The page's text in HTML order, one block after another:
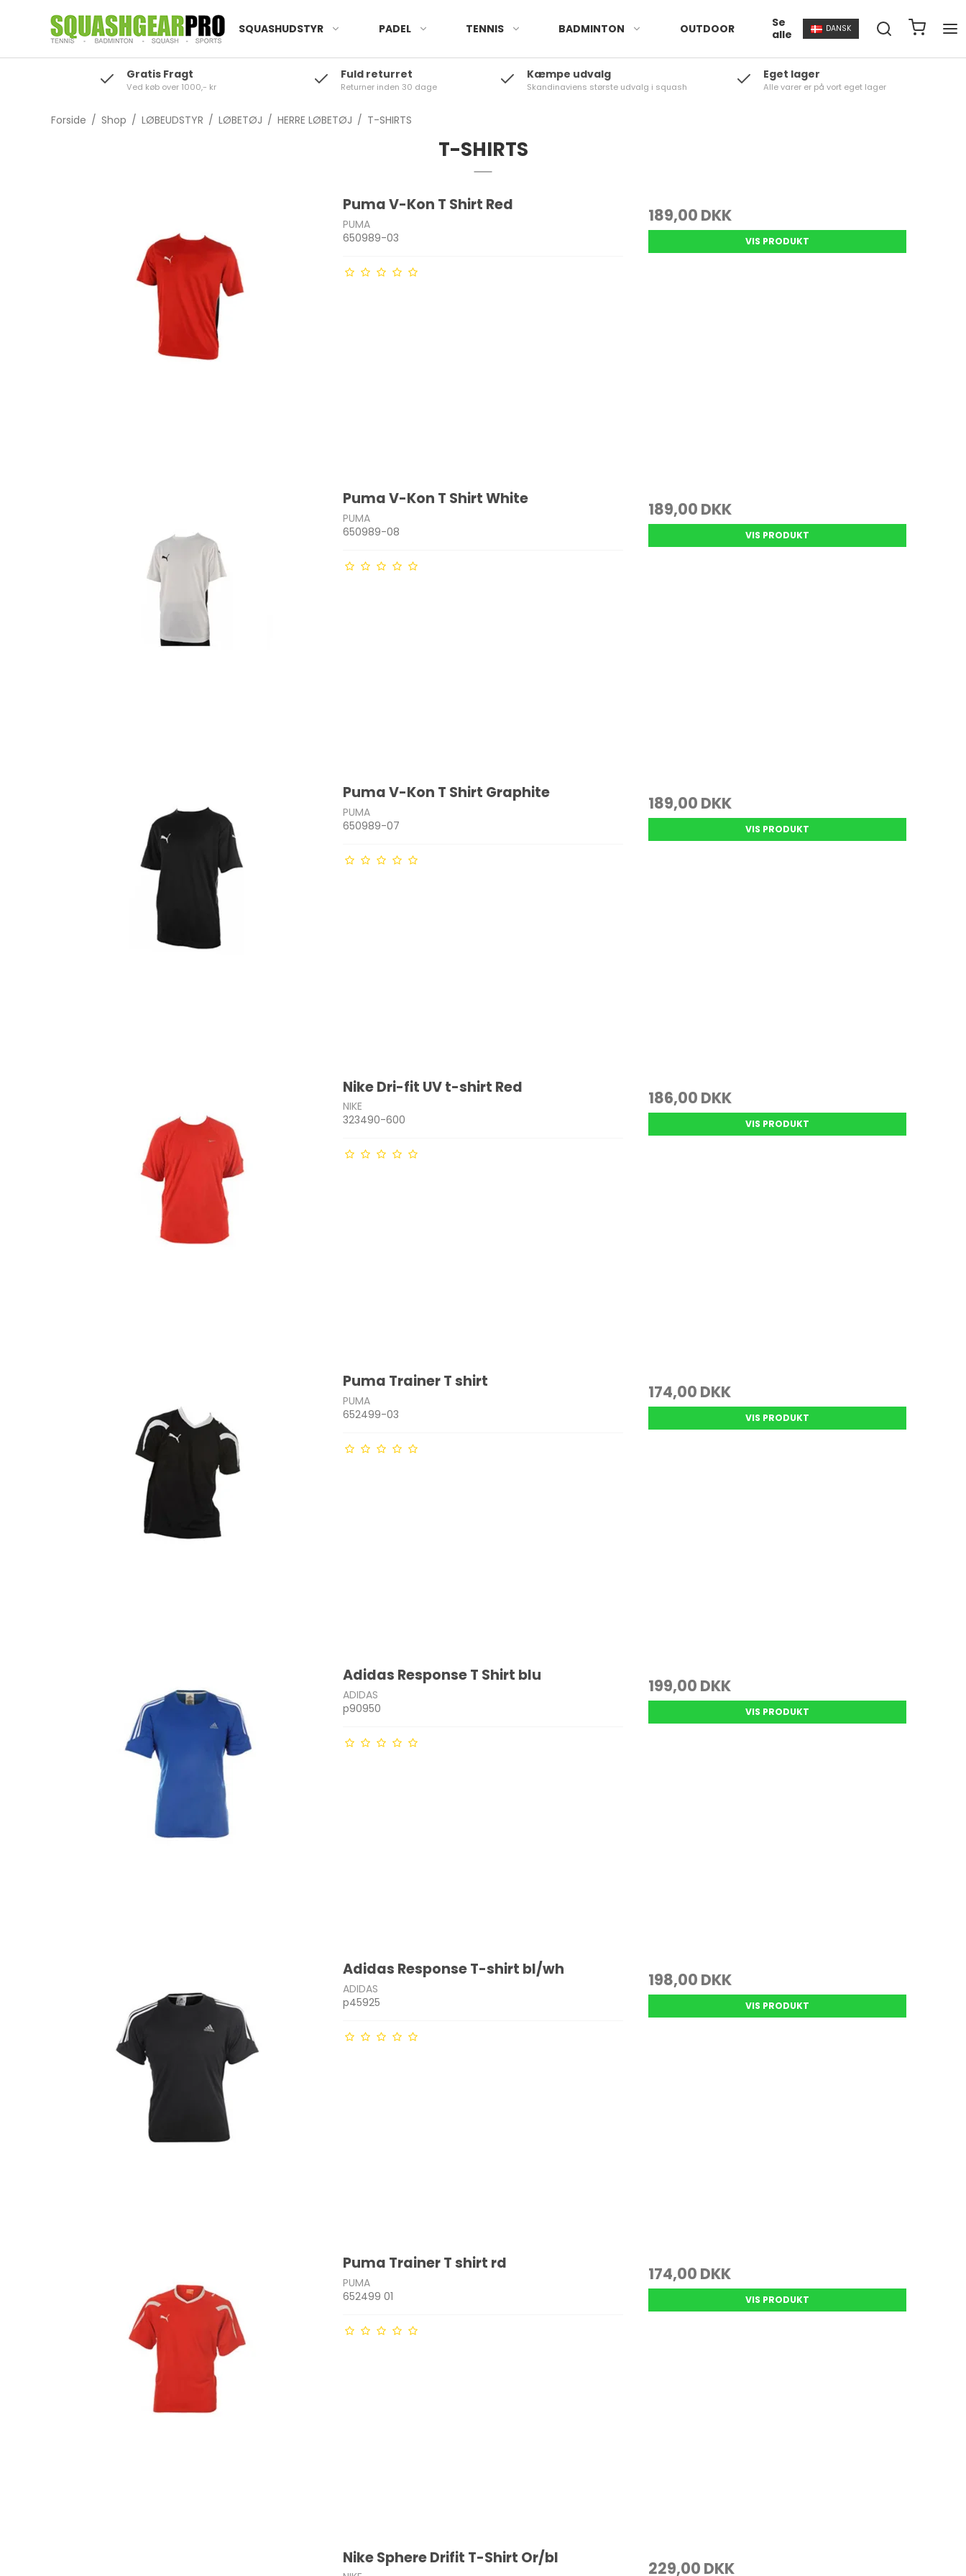
SQUASHUDSTYR PADEL TENNIS BADMINTON OUTDOOR
Se
alle
DANSK
Gratis Fragt
Ved køb over 1000,- kr
Fuld returret
Returner inden 30 dage
Kæmpe udvalg
Skandinaviens største udvalg i squash
Eget lager
Alle varer er på vort eget lager
Forside / Shop / LØBEUDSTYR / LØBETØJ / HERRE LØBETØJ / T-SHIRTS
T-SHIRTS
Puma V-Kon T Shirt Red
PUMA
650989-03
189,00 DKK
VIS PRODUKT
Puma V-Kon T Shirt White
PUMA
650989-08
189,00 DKK
VIS PRODUKT
Puma V-Kon T Shirt Graphite
PUMA
650989-07
189,00 DKK
VIS PRODUKT
Nike Dri-fit UV t-shirt Red
NIKE
323490-600
186,00 DKK
VIS PRODUKT
Puma Trainer T shirt
PUMA
652499-03
174,00 DKK
VIS PRODUKT
Adidas Response T Shirt blu
ADIDAS
p90950
199,00 DKK
VIS PRODUKT
Adidas Response T-shirt bl/wh
ADIDAS
p45925
198,00 DKK
VIS PRODUKT
Puma Trainer T shirt rd
PUMA
652499 01
174,00 DKK
VIS PRODUKT
Nike Sphere Drifit T-Shirt Or/bl
229,00 DKK